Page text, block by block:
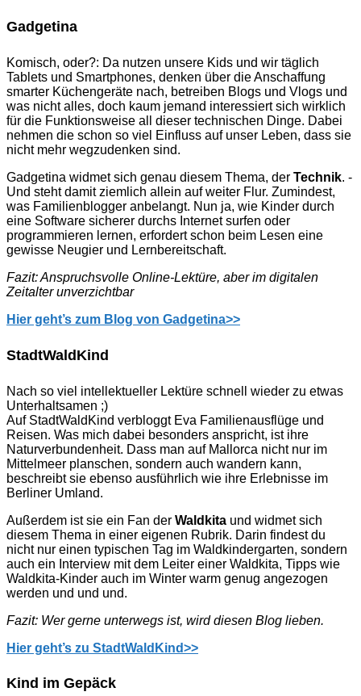
Gadgetina
Komisch, oder?: Da nutzen unsere Kids und wir täglich
Tablets und Smartphones, denken über die Anschaffung
smarter Küchengeräte nach, betreiben Blogs und Vlogs und
was nicht alles, doch kaum jemand interessiert sich wirklich
für die Funktionsweise all dieser technischen Dinge. Dabei
nehmen die schon so viel Einfluss auf unser Leben, dass sie
nicht mehr wegzudenken sind.
Gadgetina widmet sich genau diesem Thema, der Technik. -
Und steht damit ziemlich allein auf weiter Flur. Zumindest,
was Familienblogger anbelangt. Nun ja, wie Kinder durch
eine Software sicherer durchs Internet surfen oder
programmieren lernen, erfordert schon beim Lesen eine
gewisse Neugier und Lernbereitschaft.
Fazit: Anspruchsvolle Online-Lektüre, aber im digitalen
Zeitalter unverzichtbar
Hier geht’s zum Blog von Gadgetina>>
StadtWaldKind
Nach so viel intellektueller Lektüre schnell wieder zu etwas
Unterhaltsamen ;)
Auf StadtWaldKind verbloggt Eva Familienausflüge und
Reisen. Was mich dabei besonders anspricht, ist ihre
Naturverbundenheit. Dass man auf Mallorca nicht nur im
Mittelmeer planschen, sondern auch wandern kann,
beschreibt sie ebenso ausführlich wie ihre Erlebnisse im
Berliner Umland.
Außerdem ist sie ein Fan der Waldkita und widmet sich
diesem Thema in einer eigenen Rubrik. Darin findest du
nicht nur einen typischen Tag im Waldkindergarten, sondern
auch ein Interview mit dem Leiter einer Waldkita, Tipps wie
Waldkita-Kinder auch im Winter warm genug angezogen
werden und und und.
Fazit: Wer gerne unterwegs ist, wird diesen Blog lieben.
Hier geht’s zu StadtWaldKind>>
Kind im Gepäck